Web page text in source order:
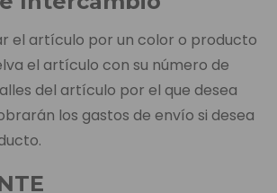
el artículo por un color o producto
el artículo con su número de
del artículo por el que desea
los gastos de envío si desea